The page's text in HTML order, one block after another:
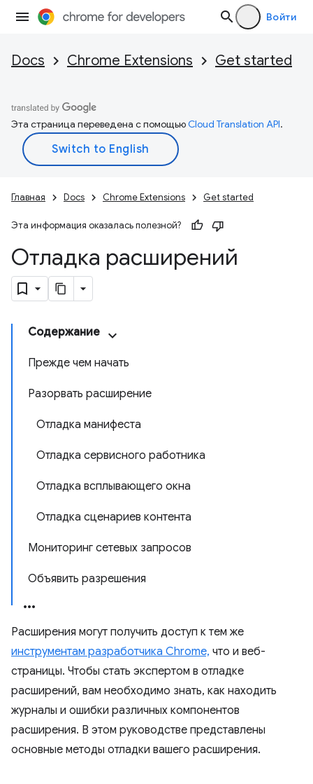
Войти
Docs Chrome Extensions Get started
Эта страница переведена с помощьюCloud Translation API.
Главная Docs Chrome Extensions Get started
Эта информация оказалась полезной?
Отладка расширений
Содержание
Прежде чем начать
Разорвать расширение
Отладка манифеста
Отладка сервисного работника
Отладка всплывающего окна
Отладка сценариев контента
Мониторинг сетевых запросов
Объявить разрешения
Расширения могут получить доступ к тем же
инструментам разработчика Chrome, что и веб-
страницы. Чтобы стать экспертом в отладке
расширений, вам необходимо знать, как находить
журналы и ошибки различных компонентов
расширения. В этом руководстве представлены
основные методы отладки вашего расширения.